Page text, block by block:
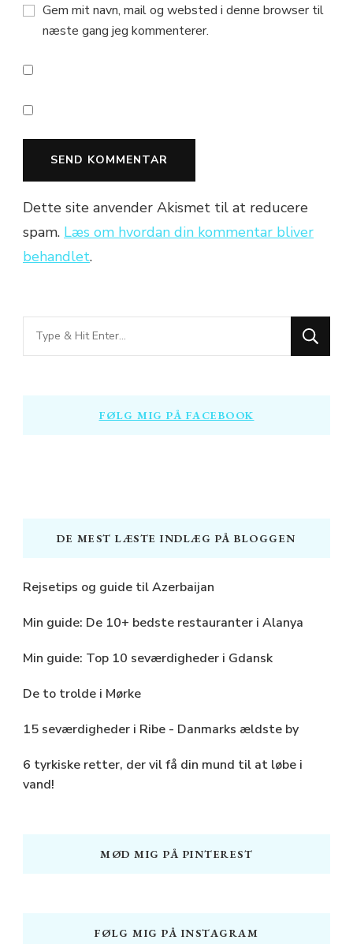
Gem mit navn, mail og websted i denne browser til
næste gang jeg kommenterer.
Dette site anvender Akismet til at reducere
spam. Læs om hvordan din kommentar bliver
behandlet.
Looking
for
FØLG MIG PÅ FACEBOOK
DE MEST LÆSTE INDLÆG PÅ BLOGGEN
Rejsetips og guide til Azerbaijan
Min guide: De 10+ bedste restauranter i Alanya
Min guide: Top 10 seværdigheder i Gdansk
De to trolde i Mørke
15 seværdigheder i Ribe - Danmarks ældste by
6 tyrkiske retter, der vil få din mund til at løbe i
vand!
MØD MIG PÅ PINTEREST
FØLG MIG PÅ INSTAGRAM